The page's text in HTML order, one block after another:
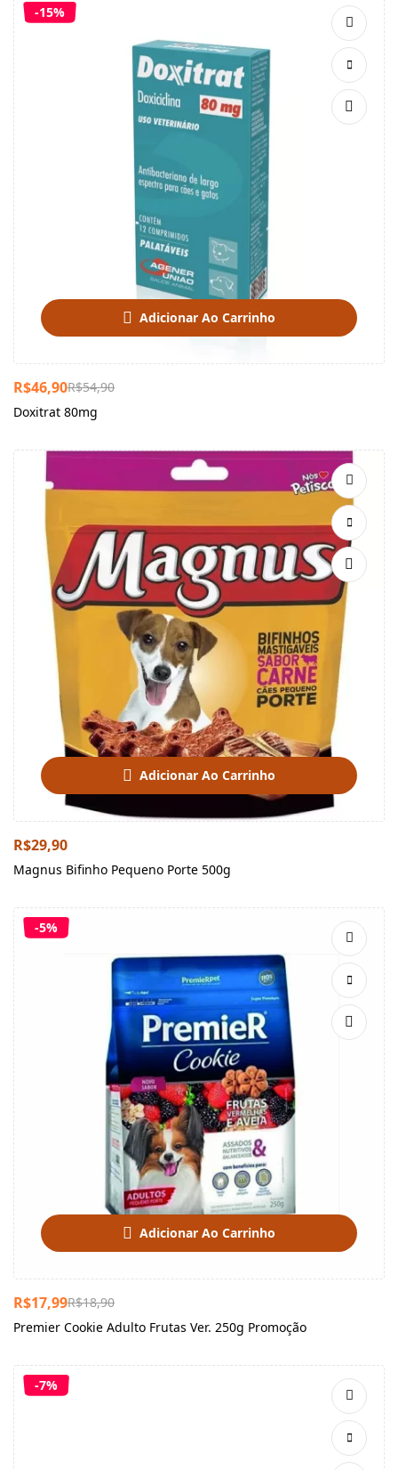
-15%
Adicionar Ao Carrinho
R$54,90
R$46,90
Doxitrat 80mg
Adicionar Ao Carrinho
R$29,90
Magnus Bifinho Pequeno Porte 500g
-5%
Adicionar Ao Carrinho
R$18,90
R$17,99
Premier Cookie Adulto Frutas Ver. 250g Promoção
-7%